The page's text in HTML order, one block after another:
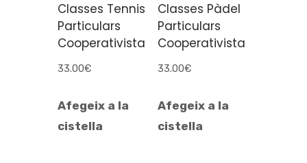
Classes Tennis
Particulars
Cooperativista
33.00€
Afegeix a la
cistella
Classes Pàdel
Particulars
Cooperativista
33.00€
Afegeix a la
cistella